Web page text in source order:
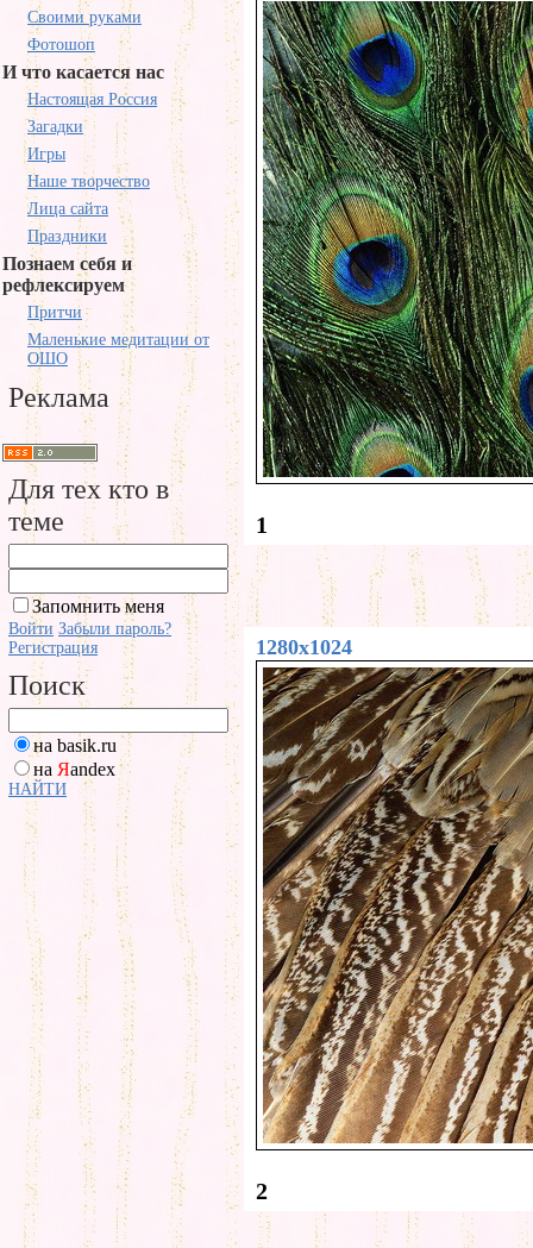
Своими руками
Фотошоп
И что касается нас
Настоящая Россия
Загадки
Игры
Наше творчество
Лица сайта
Праздники
Познаем себя и
рефлексируем
Притчи
Маленькие медитации от
ОШО
Реклама
Для тех кто в
теме
Запомнить меня
Войти Забыли пароль?
Регистрация
Поиск
на basik.ru
на Яandex
НАЙТИ
1
1280x1024
2